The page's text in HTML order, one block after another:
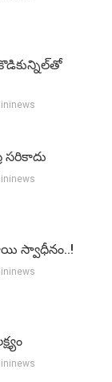
సరికాదు
స్వాధీనం..!